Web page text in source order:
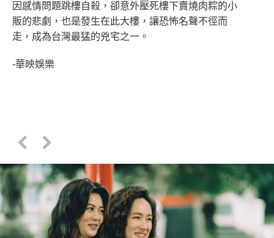
因感情問題跳樓自殺，卻意外壓死樓下賣燒肉粽的小
販的悲劇，也是發生在此大樓，讓恐怖名聲不徑而
走，成為台灣最猛的兇宅之一。
-華映娛樂